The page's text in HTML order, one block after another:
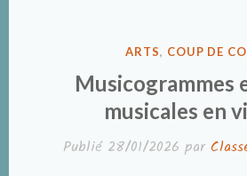
PUBLIÉ
ARTS, COUP DE
Musicogrammes
musicales en
Publié 28/01/2026 par